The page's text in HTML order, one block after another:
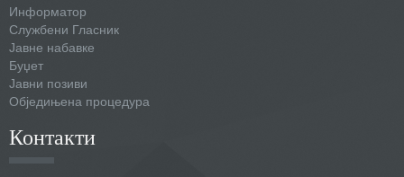
Информатор
Службени Гласник
Јавне набавке
Буџет
Јавни позиви
Обједињена процедура
Контакти